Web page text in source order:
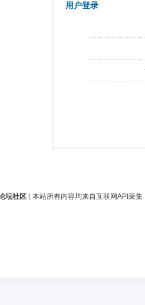
用户登录
坛社区 ( 本站所有内容均来自互联网API采